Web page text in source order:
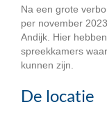
Na een grote
per november
Andijk. Hier
spreekkamers
kunnen zijn.
De locatie